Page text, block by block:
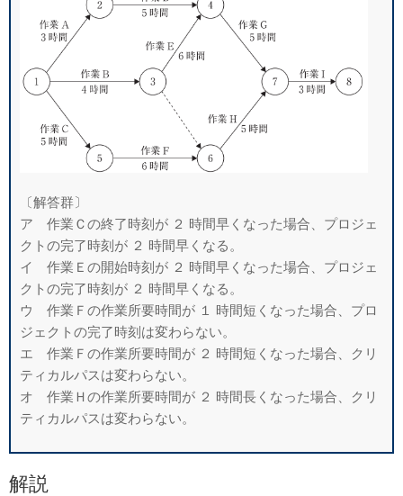
〔解答群〕
ア 作業Ｃの終了時刻が ２ 時間早くなった場合、プロジェ
クトの完了時刻が ２ 時間早くなる。
イ 作業Ｅの開始時刻が ２ 時間早くなった場合、プロジェ
クトの完了時刻が ２ 時間早くなる。
ウ 作業Ｆの作業所要時間が １ 時間短くなった場合、プロ
ジェクトの完了時刻は変わらない。
エ 作業Ｆの作業所要時間が ２ 時間短くなった場合、クリ
ティカルパスは変わらない。
オ 作業Ｈの作業所要時間が ２ 時間長くなった場合、クリ
ティカルパスは変わらない。
解説